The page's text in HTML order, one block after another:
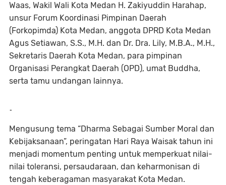
Waas, Wakil Wali Kota Medan H. Zakiyuddin Harahap,
unsur Forum Koordinasi Pimpinan Daerah
(Forkopimda) Kota Medan, anggota DPRD Kota Medan
Agus Setiawan, S.S., M.H. dan Dr. Dra. Lily, M.B.A., M.H.,
Sekretaris Daerah Kota Medan, para pimpinan
Organisasi Perangkat Daerah (OPD), umat Buddha,
serta tamu undangan lainnya.
-
Mengusung tema “Dharma Sebagai Sumber Moral dan
Kebijaksanaan”, peringatan Hari Raya Waisak tahun ini
menjadi momentum penting untuk memperkuat nilai-
nilai toleransi, persaudaraan, dan keharmonisan di
tengah keberagaman masyarakat Kota Medan.